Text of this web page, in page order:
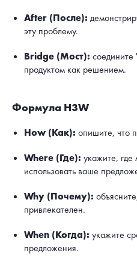
After (После):
эту проблему.
Bridge (Мост):
продуктом как решением.
Формула H3W
How (Как): опишите, что
Where (Где): укажите,
использовать ваше
Why (Почему):
привлекателен.
When (Когда): укажите
предложения.